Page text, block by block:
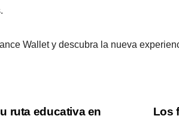
Wallet y descubra la nueva
Los
ruta educativa en